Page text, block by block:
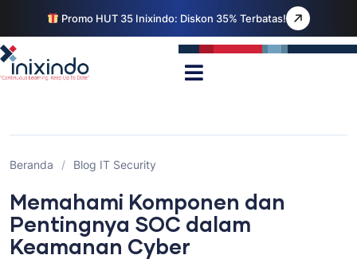
Promo HUT 35 Inixindo: Diskon 35% Terbatas!
Beranda / Blog IT Security
Memahami Komponen dan
Pentingnya SOC dalam
Keamanan Cyber